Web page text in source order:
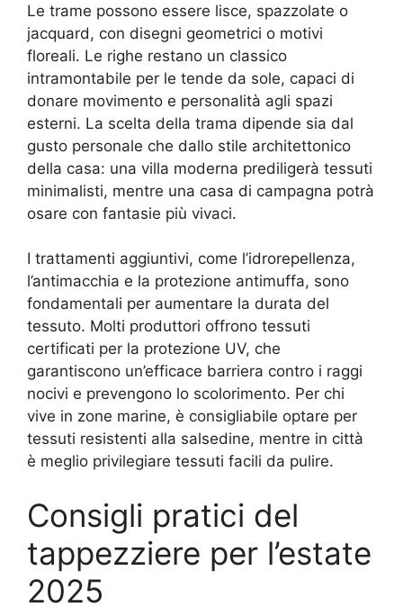
Le trame possono essere lisce, spazzolate o
jacquard, con disegni geometrici o motivi
floreali. Le righe restano un classico
intramontabile per le tende da sole, capaci di
donare movimento e personalità agli spazi
esterni. La scelta della trama dipende sia dal
gusto personale che dallo stile architettonico
della casa: una villa moderna prediligerà tessuti
minimalisti, mentre una casa di campagna potrà
osare con fantasie più vivaci.
I trattamenti aggiuntivi, come l’idrorepellenza,
l’antimacchia e la protezione antimuffa, sono
fondamentali per aumentare la durata del
tessuto. Molti produttori offrono tessuti
certificati per la protezione UV, che
garantiscono un’efficace barriera contro i raggi
nocivi e prevengono lo scolorimento. Per chi
vive in zone marine, è consigliabile optare per
tessuti resistenti alla salsedine, mentre in città
è meglio privilegiare tessuti facili da pulire.
Consigli pratici del
tappezziere per l’estate
2025